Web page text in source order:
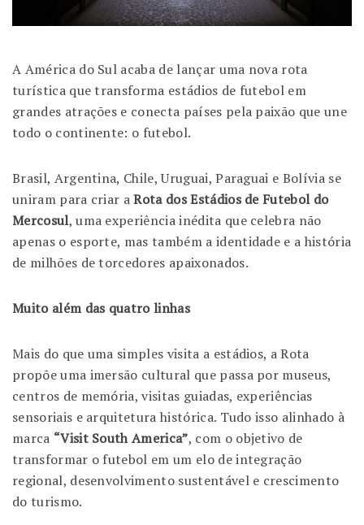
A América do Sul acaba de lançar uma nova rota
turística que transforma estádios de futebol em
grandes atrações e conecta países pela paixão que une
todo o continente: o futebol.
Brasil, Argentina, Chile, Uruguai, Paraguai e Bolívia se
uniram para criar aRota dos Estádios de Futebol do
Mercosul, uma experiência inédita que celebra não
apenas o esporte, mas também a identidade e a história
de milhões de torcedores apaixonados.
Muito além das quatro linhas
Mais do que uma simples visita a estádios, a Rota
propõe uma imersão cultural que passa por museus,
centros de memória, visitas guiadas, experiências
sensoriais e arquitetura histórica. Tudo isso alinhado à
marca “Visit South America”, com o objetivo de
transformar o futebol em um elo de integração
regional, desenvolvimento sustentável e crescimento
do turismo.